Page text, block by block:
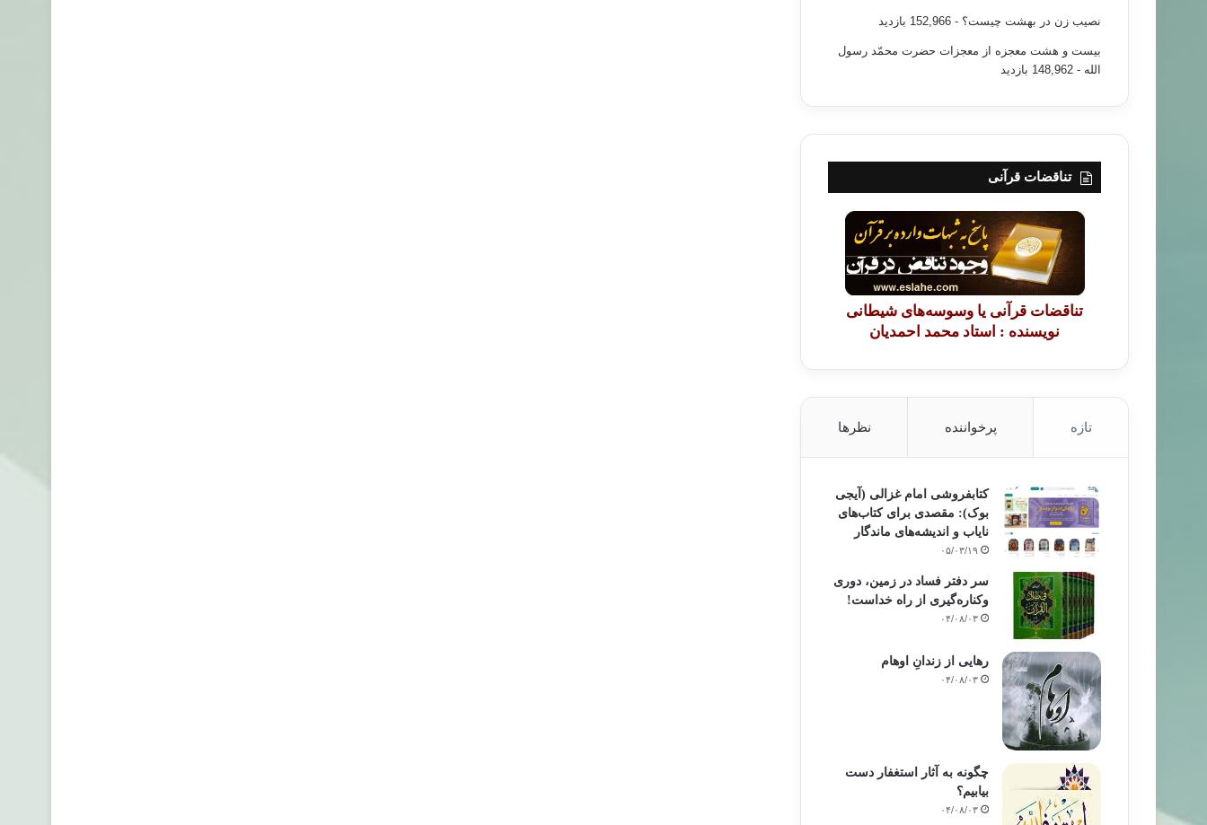
نصیب زن در بهشت چیست؟ - 152,966 بازدید
بیست و هشت معجزه از معجزات حضرت محمّد رسول
الله - 148,962 بازدید
تناقضات قرآنی
تناقضات قرآنی یا وسوسه‌های شیطانی
نویسنده : استاد محمد احمدیان
تازه پرخواننده نظرها
کتابفروشی امام غزالی (آیجی
بوک): مقصدی برای کتاب‌های
نایاب و اندیشه‌های ماندگار
۰۵/۰۳/۱۹
سر دفتر فساد در زمین‌، دوری
وکناره‌گیری از راه خداست‌!
۰۴/۰۸/۰۳
رهایی از زندانِ اوهام
۰۴/۰۸/۰۳
چگونه به آثار استغفار دست
بیابیم؟
۰۴/۰۸/۰۳